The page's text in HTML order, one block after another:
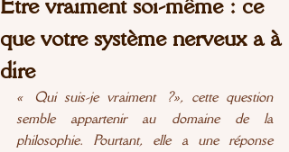
que votre système nerveux a à
dire
« Qui suis-je vraiment ?», cette question
semble appartenir au domaine de la
philosophie. Pourtant, elle a une réponse